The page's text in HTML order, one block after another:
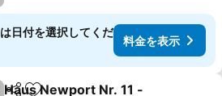
日付を選択してくだ
料金を表示
Haus Newport Nr. 11 -